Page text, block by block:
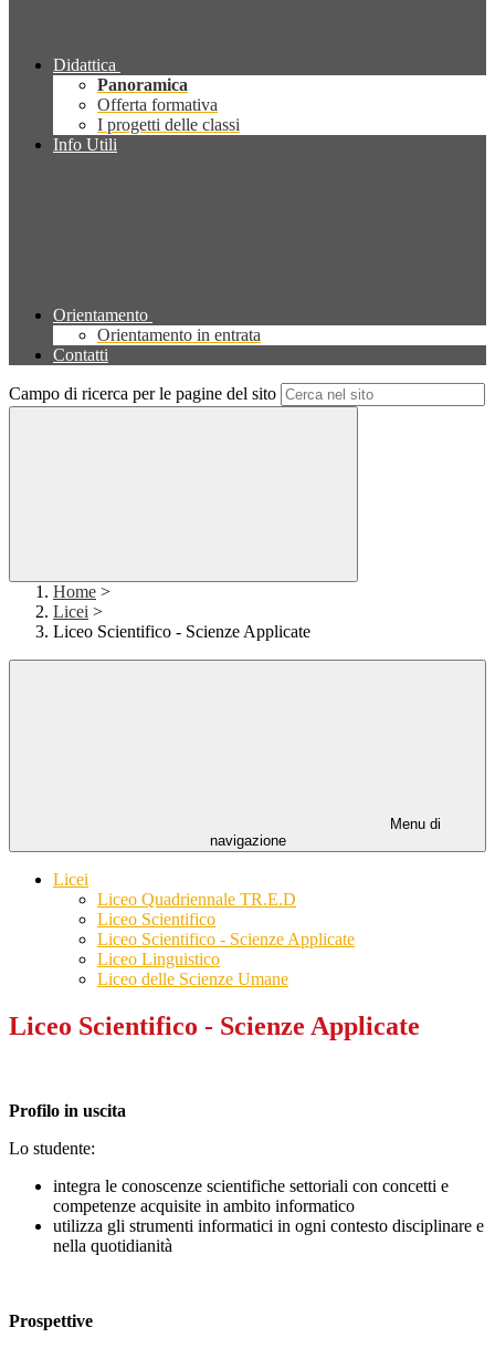
Didattica
Panoramica
Offerta formativa
I progetti delle classi
Info Utili
Orientamento
Orientamento in entrata
Contatti
Campo di ricerca per le pagine del sito
Home >
Licei >
Liceo Scientifico - Scienze Applicate
Menu di
navigazione
Licei
Liceo Quadriennale TR.E.D
Liceo Scientifico
Liceo Scientifico - Scienze Applicate
Liceo Linguistico
Liceo delle Scienze Umane
Liceo Scientifico - Scienze Applicate
Profilo in uscita
Lo studente:
integra le conoscenze scientifiche settoriali con concetti e
competenze acquisite in ambito informatico
utilizza gli strumenti informatici in ogni contesto disciplinare e
nella quotidianità
Prospettive